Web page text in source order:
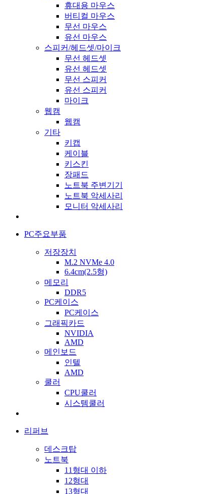
휴대용 마우스
버티컬 마우스
무선 마우스
유선 마우스
스피커/헤드셋/마이크
무선 헤드셋
유선 헤드셋
무선 스피커
유선 스피커
마이크
웹캠
웹캠
기타
키캡
케이블
키스킨
장패드
노트북 주변기기
노트북 악세사리
모니터 악세사리
PC주요부품
저장장치
M.2 NVMe 4.0
6.4cm(2.5형)
메모리
DDR5
PC케이스
PC케이스
그래픽카드
NVIDIA
AMD
메인보드
인텔
AMD
쿨러
CPU쿨러
시스템쿨러
리퍼브
데스크탑
노트북
11형대 이하
12형대
13형대